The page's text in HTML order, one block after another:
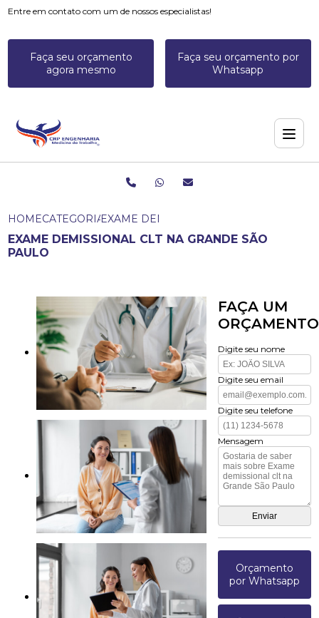
Entre em contato com um de nossos especialistas!
Faça seu orçamento
agora mesmo
Faça seu orçamento por
Whatsapp
HOMECATEGORIASEXAME DEMISSIONAL CLT NA GRANDE
EXAME DEMISSIONAL CLT NA GRANDE SÃO
PAULO
FAÇA UM
ORÇAMENTO
Digite seu nome
Digite seu email
Digite seu telefone
Mensagem
Orçamento
por Whatsapp